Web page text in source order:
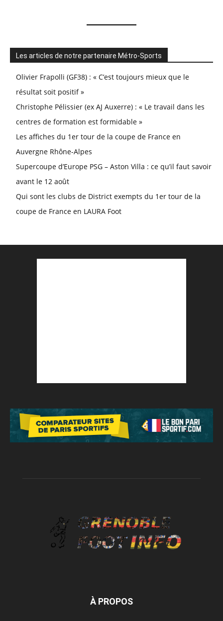
Les articles de notre partenaire Métro-Sports
Olivier Frapolli (GF38) : « C’est toujours mieux que le
résultat soit positif »
Christophe Pélissier (ex AJ Auxerre) : « Le travail dans les
centres de formation est formidable »
Les affiches du 1er tour de la coupe de France en
Auvergne Rhône-Alpes
Supercoupe d’Europe PSG – Aston Villa : ce qu’il faut savoir
avant le 12 août
Qui sont les clubs de District exempts du 1er tour de la
coupe de France en LAURA Foot
À PROPOS